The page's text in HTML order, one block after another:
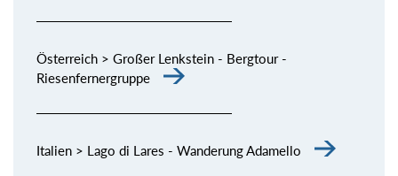
Österreich > Großer Lenkstein - Bergtour -
Riesenfernergruppe
Italien > Lago di Lares - Wanderung Adamello